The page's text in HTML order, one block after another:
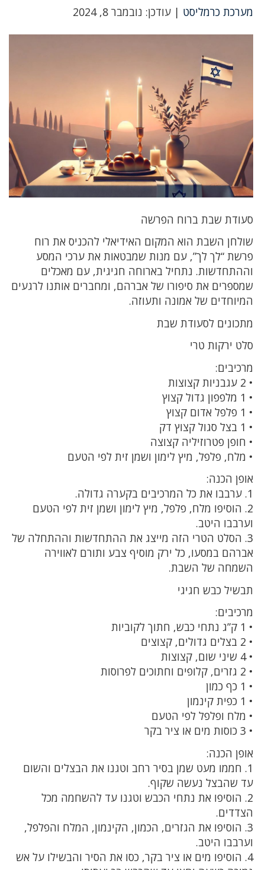
מערכת כרמליסט | עודכן: נובמבר 8, 2024
סעודת שבת ברוח הפרשה
שולחן השבת הוא המקום האידיאלי להכניס את רוח
פרשת “לך לך”, עם מנות שמבטאות את ערכי המסע
וההתחדשות. נתחיל בארוחה חגיגית, עם מאכלים
שמספרים את סיפורו של אברהם, ומחברים אותנו לרגעים
המיוחדים של אמונה ותעוזה.
מתכונים לסעודת שבת
סלט ירקות טרי
מרכיבים:
• 2 עגבניות קצוצות
• 1 מלפפון גדול קצוץ
• 1 פלפל אדום קצוץ
• 1 בצל סגול קצוץ דק
• חופן פטרוזיליה קצוצה
• מלח, פלפל, מיץ לימון ושמן זית לפי הטעם
אופן הכנה:
1. ערבבו את כל המרכיבים בקערה גדולה.
2. הוסיפו מלח, פלפל, מיץ לימון ושמן זית לפי הטעם
וערבבו היטב.
3. הסלט הטרי הזה מייצג את ההתחדשות וההתחלה של
אברהם במסעו, כל ירק מוסיף צבע ותורם לאווירה
השמחה של השבת.
תבשיל כבש חגיגי
מרכיבים:
• 1 ק”ג נתחי כבש, חתוך לקוביות
• 2 בצלים גדולים, קצוצים
• 4 שיני שום, קצוצות
• 2 גזרים, קלופים וחתוכים לפרוסות
• 1 כף כמון
• 1 כפית קינמון
• מלח ופלפל לפי הטעם
• 3 כוסות מים או ציר בקר
אופן הכנה:
1. חממו מעט שמן בסיר רחב וטגנו את הבצלים והשום
עד שהבצל נעשה שקוף.
2. הוסיפו את נתחי הכבש וטגנו עד להשחמה מכל
הצדדים.
3. הוסיפו את הגזרים, הכמון, הקינמון, המלח והפלפל,
וערבבו היטב.
4. הוסיפו מים או ציר בקר, כסו את הסיר והבשילו על אש